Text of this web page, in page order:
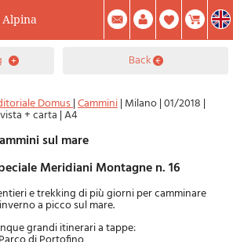
In Your Cart
Summary
Create Account Mod. Password
back
Domus|Cammini| Milano|01/2018 |
+ carta |A4
Cammini sul mare
Meridiani Montagne n. 16
e trekking di più giorni per camminare
a picco sul mare.
grandi itinerari a tappe: